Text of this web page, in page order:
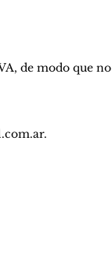
de modo que no
.